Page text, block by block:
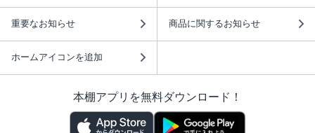
重要なお知らせ 商品に関するお知らせ
ホームアイコンを追加
本棚アプリを無料ダウンロード！